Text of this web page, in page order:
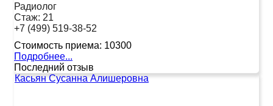
Радиолог
Стаж: 21
+7 (499) 519-38-52
Стоимость приема: 10300
Подробнее...
Последний отзыв
Касьян Сусанна Алишеровна